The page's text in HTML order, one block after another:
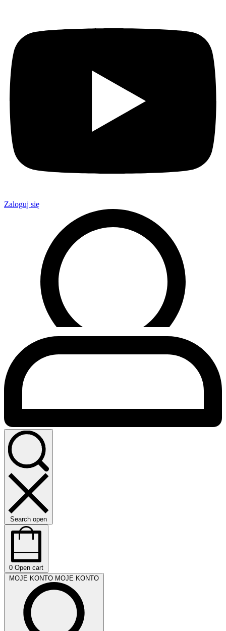
Zaloguj się
Search open
0 Open cart
MOJE KONTO MOJE KONTO